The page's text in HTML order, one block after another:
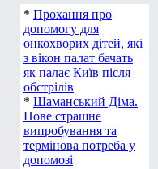
* Прохання про
допомогу для
онкохворих дітей, які
з вікон палат бачать
як палає Київ після
обстрілів
* Шаманський Діма.
Нове страшне
випробування та
термінова потреба у
допомозі